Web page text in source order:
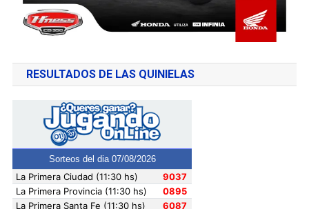
RESULTADOS DE LAS QUINIELAS